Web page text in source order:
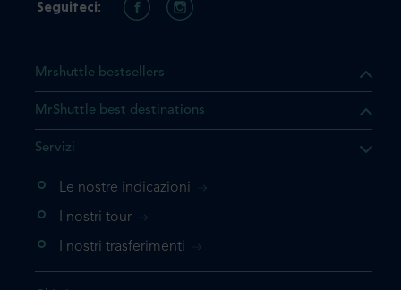
Mrshuttle bestsellers
MrShuttle best destinations
Servizi
Le nostre indicazioni
I nostri tour
I nostri trasferimenti
Seguiteci: